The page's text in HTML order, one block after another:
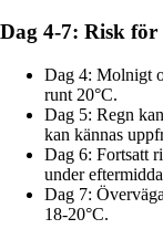
Dag 4-7: Risk för
Dag 4: Molnigt
runt 20°C.
Dag 5: Regn
kan kännas
Dag 6: Fortsatt
under
Dag 7:
18-20°C.